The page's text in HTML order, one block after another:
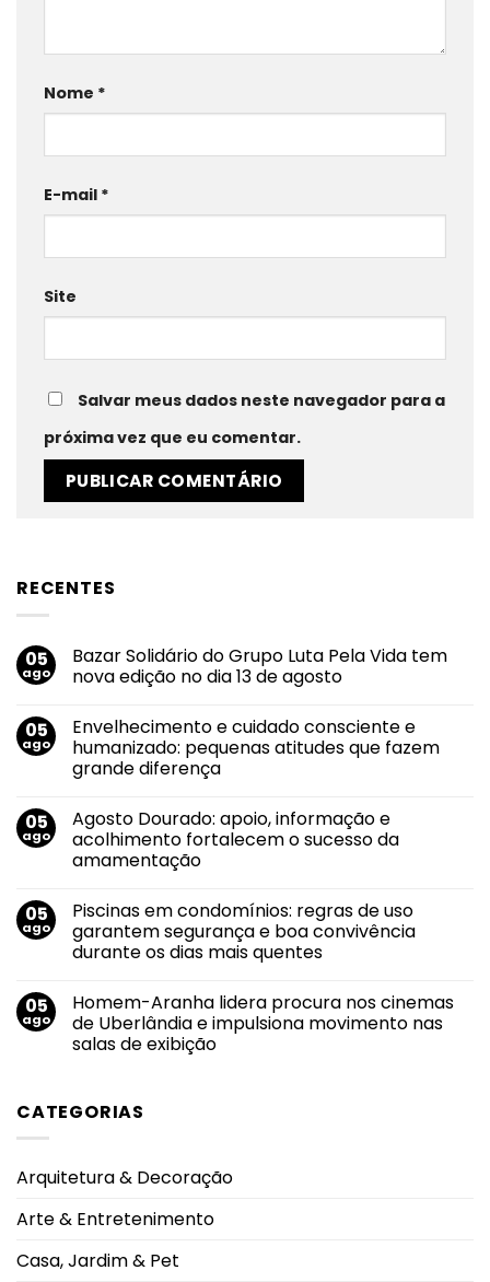
Nome *
E-mail *
Site
Salvar meus dados neste navegador para a
próxima vez que eu comentar.
RECENTES
05
ago
Bazar Solidário do Grupo Luta Pela Vida tem
nova edição no dia 13 de agosto
em
Bazar
Solidário
do
Grupo
Pela
Vida
tem
nova
edição
13
de
agosto
05
ago
Envelhecimento e cuidado consciente e
humanizado: pequenas atitudes que fazem
grande diferença
em
Envelhecimento
e
cuidado
humanizado:
pequenas
atitudes
que
fazem
05
ago
Agosto Dourado: apoio, informação e
acolhimento fortalecem o sucesso da
amamentação
em
Agosto
Dourado:
apoio,
acolhimento
fortalecem
o
sucesso
da
05
ago
Piscinas em condomínios: regras de uso
garantem segurança e boa convivência
durante os dias mais quentes
em
Piscinas
em
condomínios:
segurança
durante
os
mais
quentes
05
ago
Homem-Aranha lidera procura nos cinemas
de Uberlândia e impulsiona movimento nas
salas de exibição
Homem-
Aranha
cinemas
e
movimento
nas
CATEGORIAS
Arquitetura & Decoração
Arte & Entretenimento
Casa, Jardim & Pet